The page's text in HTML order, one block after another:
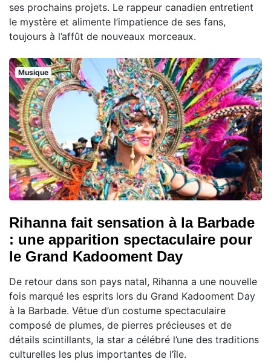
ses prochains projets. Le rappeur canadien entretient
le mystère et alimente l’impatience de ses fans,
toujours à l’affût de nouveaux morceaux.
Musique
Rihanna fait sensation à la Barbade
: une apparition spectaculaire pour
le Grand Kadooment Day
De retour dans son pays natal, Rihanna a une nouvelle
fois marqué les esprits lors du Grand Kadooment Day
à la Barbade. Vêtue d’un costume spectaculaire
composé de plumes, de pierres précieuses et de
détails scintillants, la star a célébré l’une des traditions
culturelles les plus importantes de l’île.